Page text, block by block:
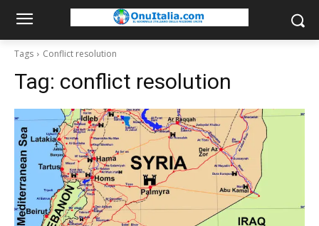
Tags Conflict resolution
Tag: conflict resolution